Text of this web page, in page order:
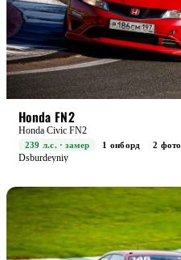
Honda FN2
Honda Civic FN2
239 л.с. · замер 1 онборд
2 фото
Dsburdeyniy